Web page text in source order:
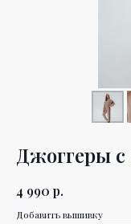
Джоггеры с
4 990 р.
Добавить вышивку